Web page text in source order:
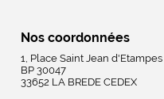
Nos coordonnées
1, Place Saint Jean d'Etampes
BP 30047
33652 LA BREDE CEDEX